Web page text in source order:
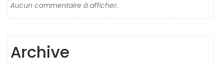
Aucun commentaire à afficher.
Archive